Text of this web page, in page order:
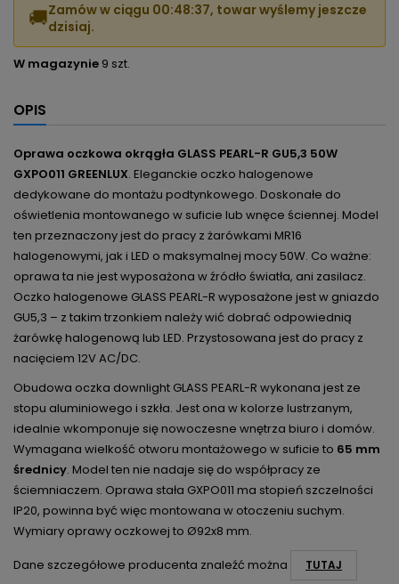
🚚Zamów w ciągu 00:48:37, towar wyślemy jeszcze
dzisiaj.
W magazynie 9 szt.
OPIS
Oprawa oczkowa okrągła GLASS PEARL-R GU5,3 50W
GXPO011 GREENLUX. Eleganckie oczko halogenowe
dedykowane do montażu podtynkowego. Doskonałe do
oświetlenia montowanego w suficie lub wnęce ściennej. Model
ten przeznaczony jest do pracy z żarówkami MR16
halogenowymi, jak i LED o maksymalnej mocy 50W. Co ważne:
oprawa ta nie jest wyposażona w źródło światła, ani zasilacz.
Oczko halogenowe GLASS PEARL-R wyposażone jest w gniazdo
GU5,3 – z takim trzonkiem należy wić dobrać odpowiednią
żarówkę halogenową lub LED. Przystosowana jest do pracy z
nacięciem 12V AC/DC.
Obudowa oczka downlight GLASS PEARL-R wykonana jest ze
stopu aluminiowego i szkła. Jest ona w kolorze lustrzanym,
idealnie wkomponuje się nowoczesne wnętrza biuro i domów.
Wymagana wielkość otworu montażowego w suficie to 65 mm
średnicy. Model ten nie nadaje się do współpracy ze
ściemniaczem. Oprawa stała GXPO011 ma stopień szczelności
IP20, powinna być więc montowana w otoczeniu suchym.
Wymiary oprawy oczkowej to Ø92x8 mm.
Dane szczegółowe producenta znaleźć można
TUTAJ